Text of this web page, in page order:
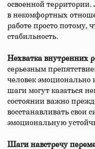
освоенной
в некомфортных
работе просто потому,
стабильность.
Нехватка внутренних
серьезным
человек
шаги могут казаться
состоянии важно
восстанавливать свои
эмоциональную
Шаги навстречу